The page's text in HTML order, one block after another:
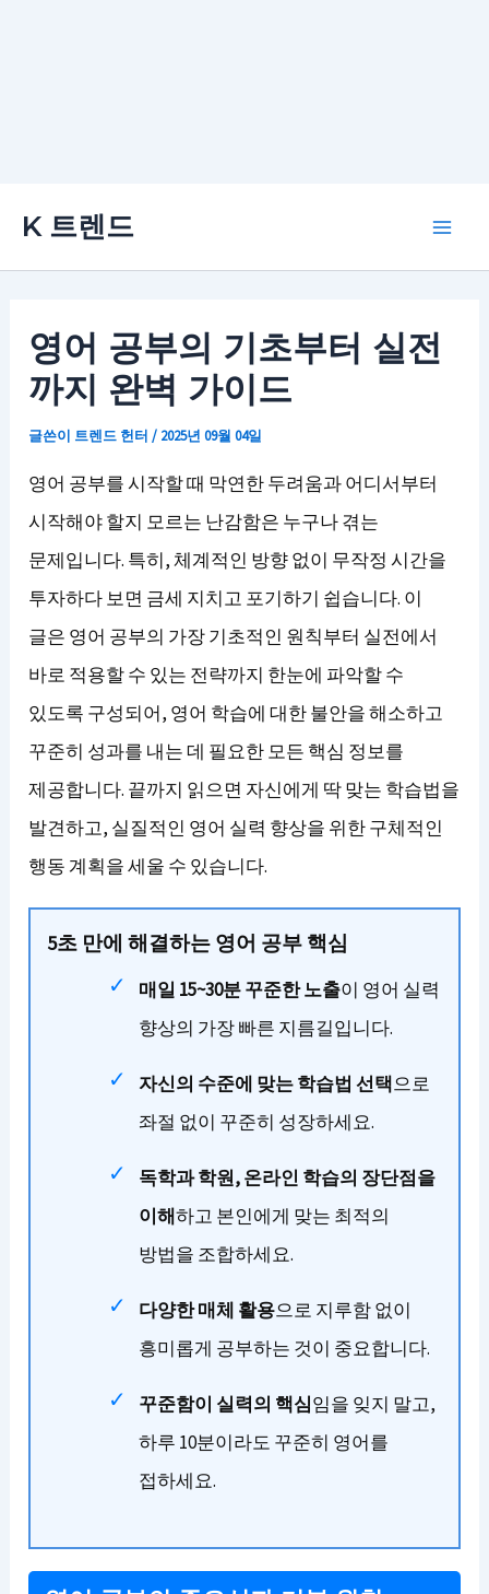
K 트렌드
영어 공부의 기초부터 실전
까지 완벽 가이드
글쓴이 트렌드 헌터/ 2025년 09월 04일
영어 공부를 시작할 때 막연한 두려움과 어디서부터
시작해야 할지 모르는 난감함은 누구나 겪는
문제입니다. 특히, 체계적인 방향 없이 무작정 시간을
투자하다 보면 금세 지치고 포기하기 쉽습니다. 이
글은 영어 공부의 가장 기초적인 원칙부터 실전에서
바로 적용할 수 있는 전략까지 한눈에 파악할 수
있도록 구성되어, 영어 학습에 대한 불안을 해소하고
꾸준히 성과를 내는 데 필요한 모든 핵심 정보를
제공합니다. 끝까지 읽으면 자신에게 딱 맞는 학습법을
발견하고, 실질적인 영어 실력 향상을 위한 구체적인
행동 계획을 세울 수 있습니다.
5초 만에 해결하는 영어 공부 핵심
매일 15~30분 꾸준한 노출이 영어 실력
향상의 가장 빠른 지름길입니다.
자신의 수준에 맞는 학습법 선택으로
좌절 없이 꾸준히 성장하세요.
독학과 학원, 온라인 학습의 장단점을
이해하고 본인에게 맞는 최적의
방법을 조합하세요.
다양한 매체 활용으로 지루함 없이
흥미롭게 공부하는 것이 중요합니다.
꾸준함이 실력의 핵심임을 잊지 말고,
하루 10분이라도 꾸준히 영어를
접하세요.